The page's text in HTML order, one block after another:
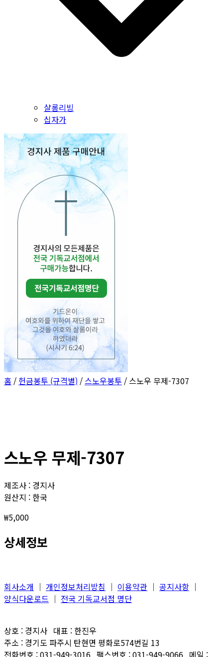
샬롬리빙
십자가
홈 / 헌금봉투 (규격별) /스노우봉투 / 스노우 무제-7307
스노우 무제-7307
제조사 : 경지사
원산지 : 한국
₩5,000
상세정보
회사소개 │ 개인정보처리방침 │ 이용약관 │ 공지사항 │
양식다운로드 │ 전국 기독교서점 명단
상호 : 경지사 대표 : 한진우
주소 : 경기도 파주시 탄현면 평화로574번길 13
전화번호 : 031-949-3016 팩스번호 : 031-949-9066 메일 :